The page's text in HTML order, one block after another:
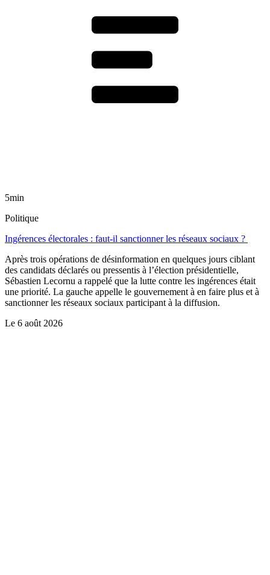
5min
Politique
Ingérences électorales : faut-il sanctionner les réseaux sociaux ?
Après trois opérations de désinformation en quelques jours ciblant
des candidats déclarés ou pressentis à l’élection présidentielle,
Sébastien Lecornu a rappelé que la lutte contre les ingérences était
une priorité. La gauche appelle le gouvernement à en faire plus et à
sanctionner les réseaux sociaux participant à la diffusion.
Le 6 août 2026